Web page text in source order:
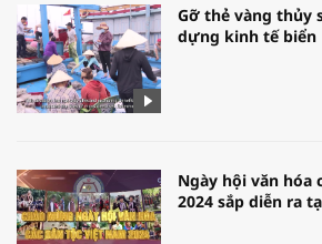
Gỡ thẻ vàng thủy
dựng kinh tế biển
Ngày hội văn hóa
2024 sắp diễn ra